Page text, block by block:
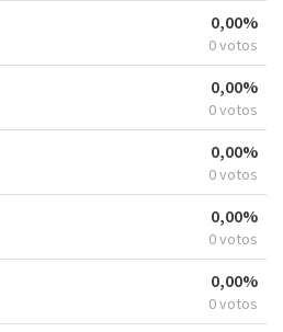
0,00%
0 votos
0,00%
0 votos
0,00%
0 votos
0,00%
0 votos
0,00%
0 votos